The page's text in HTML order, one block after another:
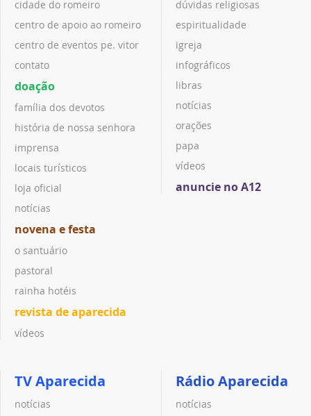
cidade do romeiro
centro de apoio ao romeiro
centro de eventos pe. vitor
contato
doação
família dos devotos
história de nossa senhora
imprensa
locais turísticos
loja oficial
notícias
novena e festa
o santuário
pastoral
rainha hotéis
revista de aparecida
vídeos
dúvidas religiosas
espiritualidade
igreja
infográficos
libras
notícias
orações
papa
vídeos
anuncie no A12
TV Aparecida
notícias
Rádio Aparecida
notícias